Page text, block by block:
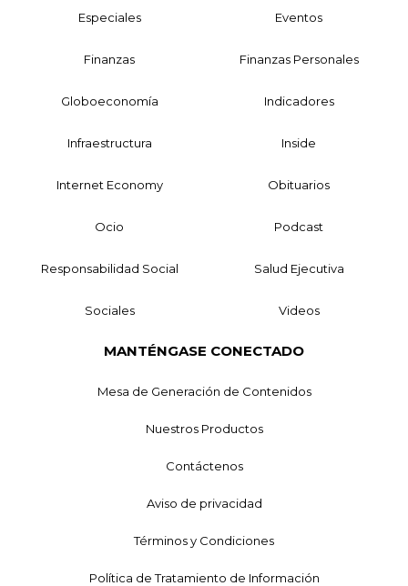
Especiales Eventos
Finanzas Finanzas Personales
Globoeconomía Indicadores
Infraestructura Inside
Internet Economy Obituarios
Ocio Podcast
Responsabilidad Social Salud Ejecutiva
Sociales Videos
MANTÉNGASE CONECTADO
Mesa de Generación de Contenidos
Nuestros Productos
Contáctenos
Aviso de privacidad
Términos y Condiciones
Política de Tratamiento de Información